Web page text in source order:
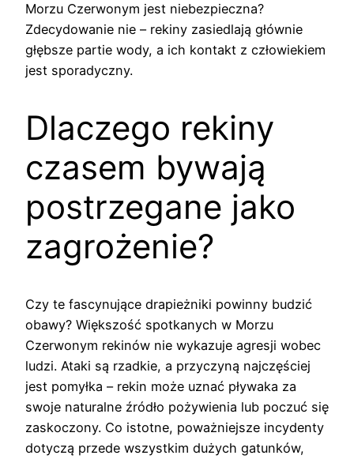
Morzu Czerwonym jest niebezpieczna?
Zdecydowanie nie – rekiny zasiedlają głównie
głębsze partie wody, a ich kontakt z człowiekiem
jest sporadyczny.
Dlaczego rekiny
czasem bywają
postrzegane jako
zagrożenie?
Czy te fascynujące drapieżniki powinny budzić
obawy? Większość spotkanych w Morzu
Czerwonym rekinów nie wykazuje agresji wobec
ludzi. Ataki są rzadkie, a przyczyną najczęściej
jest pomyłka – rekin może uznać pływaka za
swoje naturalne źródło pożywienia lub poczuć się
zaskoczony. Co istotne, poważniejsze incydenty
dotyczą przede wszystkim dużych gatunków,